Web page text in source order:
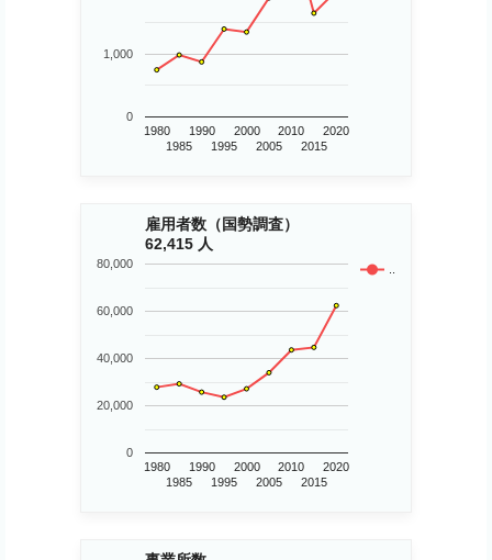
1980
1985
1990
1995
2000
2005
2010
2015
2020
0
1,000
雇用者数（国勢調査）
62,415 人
..
1980
1985
1990
1995
2000
2005
2010
2015
2020
0
20,000
40,000
60,000
80,000